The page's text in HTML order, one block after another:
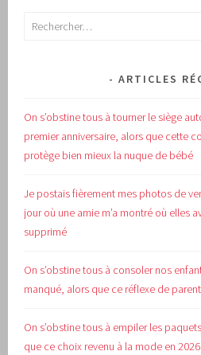
Rechercher :
ARTICLES
On s’obstine tous à tourner le siège
premier anniversaire, alors que cette
protège bien mieux la nuque de bébé
Je postais fièrement mes photos de
jour où une amie m’a montré où elles
supprimé
On s’obstine tous à consoler nos
manqué, alors que ce réflexe de
On s’obstine tous à empiler les
que ce choix revenu à la mode en